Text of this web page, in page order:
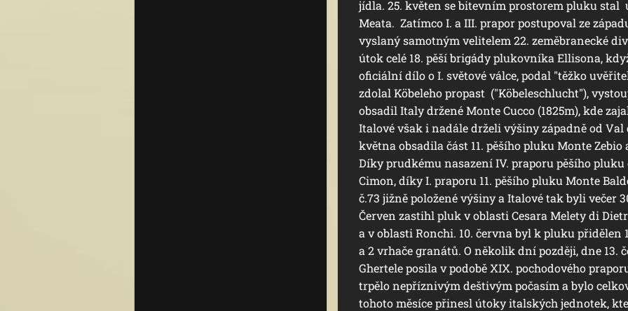
jídla. 25. květen se bitevním prostorem pluku stal
Meata. Zatímco I. a III. prapor postupoval ze
vyslaný samotným velitelem 22. zeměbranecké
útok celé 18. pěší brigády plukovníka Ellisona,
oficiální dílo o I. světové válce, podal "těžko
zdolal Köbeleho propast ("Köbeleschlucht"),
obsadil Italy držené Monte Cucco (1825m), kde
Italové však i nadále drželi výšiny západně od Val
května obsadila část 11. pěšího pluku Monte
Díky prudkému nasazení IV. praporu pěšího pluku
Cimon, díky I. praporu 11. pěšího pluku Monte
č.73 jižně položené výšiny a Italové tak byli večer
Červen zastihl pluk v oblasti Cesara Melety di
a v oblasti Ronchi. 10. června byl k pluku přidělen
a 2 vrhače granátů. O několik dní později, dne 13.
Ghertele posila v podobě XIX. pochodového
trpělo nepříznivým deštivým počasím a bylo
tohoto měsíce přinesl útoky italských jednotek,